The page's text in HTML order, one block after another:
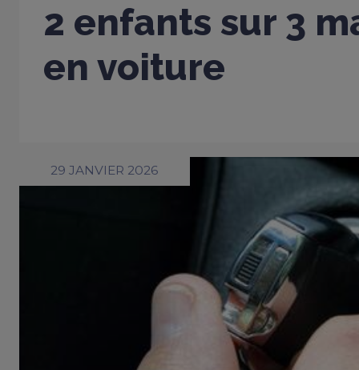
2 enfants sur 3
en voiture
29 JANVIER 2026